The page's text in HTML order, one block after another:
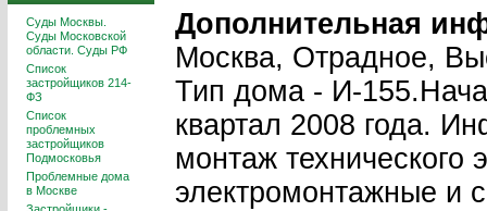
Суды Москвы.
Суды Московской
области. Суды РФ
Список
застройщиков 214-
ФЗ
Список
проблемных
застройщиков
Подмосковья
Проблемные дома
в Москве
Дополнительная
Москва, Отрадное,
Тип дома - И-
квартал 2008 года.
монтаж технического
электромонтажные и